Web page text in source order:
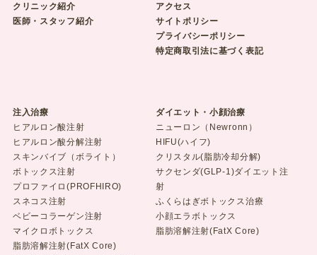
クリニック紹介
医師・スタッフ紹介
アクセス
サイトポリシー
プライバシーポリシー
特定商取引法に基づく表記
注入治療
ヒアルロン酸注射
ヒアルロン酸分解注射
スキンバイブ（ボライト）
ボトックス注射
プロファイロ(PROFHIRO)
スネコス注射
ベビーコラーゲン注射
マイクロボトックス
脂肪溶解注射(FatX Core)
ダイエット・小顔治療
ニューロン（Newronn）
HIFU(ハイフ)
クリスタル(脂肪冷却分解)
サクセンダ(GLP-1)ダイエット注
射
ふくらはぎボトックス治療
小顔エラボトックス
脂肪溶解注射(FatX Core)